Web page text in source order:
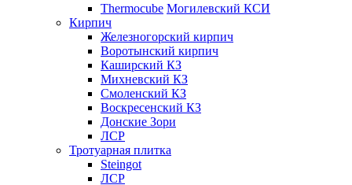
Thermocube Могилевский КСИ
Кирпич
Железногорский кирпич
Воротынский кирпич
Каширский КЗ
Михневский КЗ
Смоленский КЗ
Воскресенский КЗ
Донские Зори
ЛСР
Тротуарная плитка
Steingot
ЛСР